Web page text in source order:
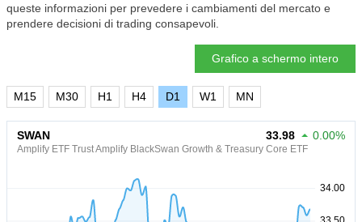
queste informazioni per prevedere i cambiamenti del mercato e
prendere decisioni di trading consapevoli.
Grafico a schermo intero
M15 M30 H1 H4 D1 W1 MN
SWAN
Amplify ETF Trust Amplify BlackSwan Growth & Treasury Core ETF
33.98 0.00%